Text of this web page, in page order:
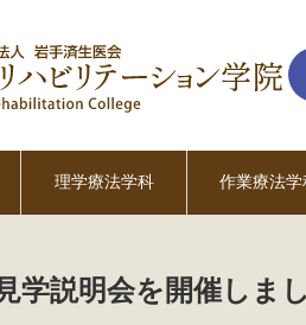
理学療法学科 作業療法学
学説明会を開催しま